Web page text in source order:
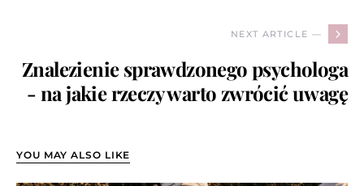
NEXT ARTICLE —
Znalezienie sprawdzonego psychologa
- na jakie rzeczy warto zwrócić uwagę
YOU MAY ALSO LIKE